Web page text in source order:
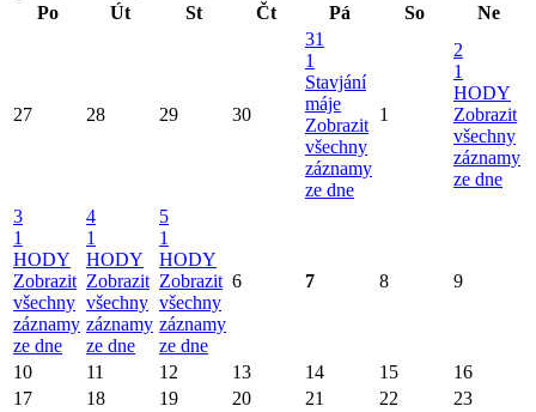
Po
Út St Čt Pá So Ne
27 28 29 30
31
1
Stavjání
máje
Zobrazit
všechny
záznamy
ze dne
1
2
1
HODY
Zobrazit
všechny
záznamy
ze dne
3
1
HODY
Zobrazit
všechny
záznamy
ze dne
4
1
HODY
Zobrazit
všechny
záznamy
ze dne
5
1
HODY
Zobrazit
všechny
záznamy
ze dne
6 7 8 9
10 11 12 13 14 15
16
17
18 19 20 21 22 23